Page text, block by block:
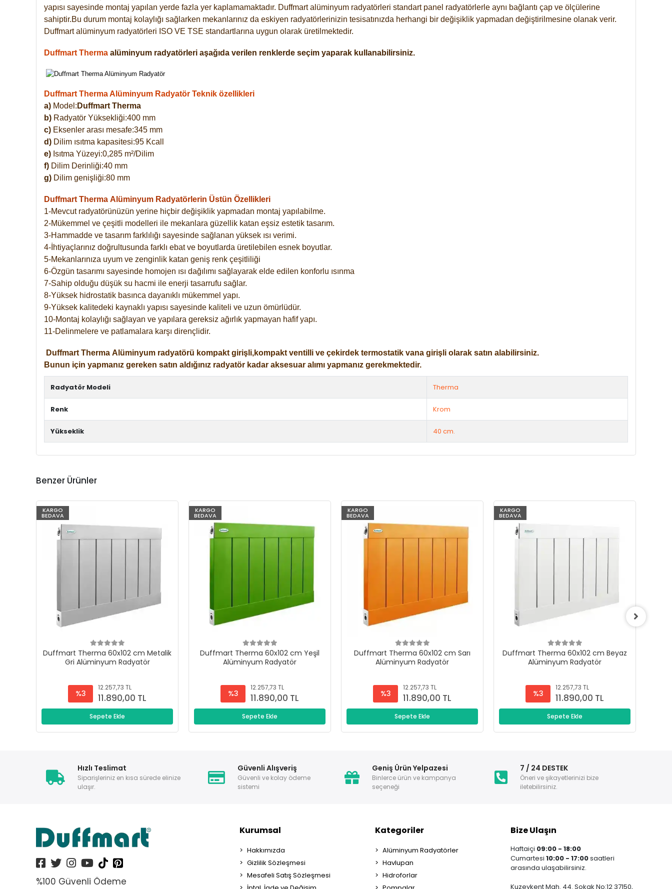
yapısı sayesinde montaj yapılan yerde fazla yer kaplamamaktadır. Duffmart alüminyum radyatörleri standart panel radyatörlerle aynı bağlantı çap ve ölçülerine
sahiptir.Bu durum montaj kolaylığı sağlarken mekanlarınız da eskiyen radyatörlerinizin tesisatınızda herhangi bir değişiklik yapmadan değiştirilmesine olanak verir.
Duffmart alüminyum radyatörleri ISO VE TSE standartlarına uygun olarak üretilmektedir.
Duffmart Therma alüminyum radyatörleri aşağıda verilen renklerde seçim yaparak kullanabilirsiniz.
Duffmart Therma Alüminyum Radyatör Teknik özellikleri
a) Model: Duffmart Therma
b) Radyatör Yüksekliği:400 mm
c) Eksenler arası mesafe:345 mm
d) Dilim ısıtma kapasitesi:95 Kcall
e) Isıtma Yüzeyi:0,285 m²/Dilim
f) Dilim Derinliği:40 mm
g) Dilim genişliği:80 mm
Duffmart Therma Alüminyum Radyatörlerin Üstün Özellikleri
1-Mevcut radyatörünüzün yerine hiçbir değişiklik yapmadan montaj yapılabilme.
2-Mükemmel ve çeşitli modelleri ile mekanlara güzellik katan eşsiz estetik tasarım.
3-Hammadde ve tasarım farklılığı sayesinde sağlanan yüksek ısı verimi.
4-İhtiyaçlarınız doğrultusunda farklı ebat ve boyutlarda üretilebilen esnek boyutlar.
5-Mekanlarınıza uyum ve zenginlik katan geniş renk çeşitliliği
6-Özgün tasarımı sayesinde homojen ısı dağılımı sağlayarak elde edilen konforlu ısınma
7-Sahip olduğu düşük su hacmi ile enerji tasarrufu sağlar.
8-Yüksek hidrostatik basınca dayanıklı mükemmel yapı.
9-Yüksek kalitedeki kaynaklı yapısı sayesinde kaliteli ve uzun ömürlüdür.
10-Montaj kolaylığı sağlayan ve yapılara gereksiz ağırlık yapmayan hafif yapı.
11-Delinmelere ve patlamalara karşı dirençlidir.
Duffmart Therma Alüminyum radyatörü kompakt girişli,kompakt ventilli ve çekirdek termostatik vana girişli olarak satın alabilirsiniz.
Bunun için yapmanız gereken satın aldığınız radyatör kadar aksesuar alımı yapmanız gerekmektedir.
Radyatör Modeli Therma
Renk Krom
Yükseklik 40 cm.
Benzer Ürünler
KARGO
BEDAVA
Duffmart Therma 60x102 cm Metalik
Gri Alüminyum Radyatör
%3
12.257,73 TL
11.890,00 TL
Sepete Ekle
KARGO
BEDAVA
Duffmart Therma 60x102 cm Yeşil
Alüminyum Radyatör
%3
12.257,73 TL
11.890,00 TL
Sepete Ekle
KARGO
BEDAVA
Duffmart Therma 60x102 cm Sarı
Alüminyum Radyatör
%3
12.257,73 TL
11.890,00 TL
Sepete Ekle
KARGO
BEDAVA
Duffmart Therma 60x102 cm Beyaz
Alüminyum Radyatör
%3
12.257,73 TL
11.890,00 TL
Sepete Ekle
Hızlı Teslimat
Siparişleriniz en kısa sürede elinize
ulaşır.
Güvenli Alışveriş
Güvenli ve kolay ödeme
sistemi
Geniş Ürün Yelpazesi
Binlerce ürün ve kampanya
seçeneği
7 / 24 DESTEK
Öneri ve şikayetlerinizi bize
iletebilirsiniz.
%100 Güvenli Ödeme
Kurumsal
Hakkımızda
Gizlilik Sözleşmesi
Mesafeli Satış Sözleşmesi
Kategoriler
Alüminyum Radyatörler
Havlupan
Hidroforlar
Bize Ulaşın
Haftaiçi 09:00 - 18:00
Cumartesi 10:00 - 17:00saatleri
arasında ulaşabilirsiniz.
Kuzeykent Mah. 44. Sokak No:12 37150,